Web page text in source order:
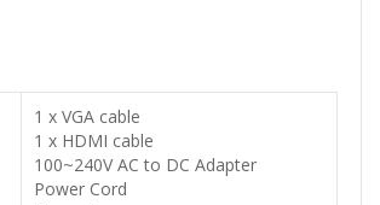
1 x VGA cable
1 x HDMI cable
100~240V AC to DC Adapter
Power Cord